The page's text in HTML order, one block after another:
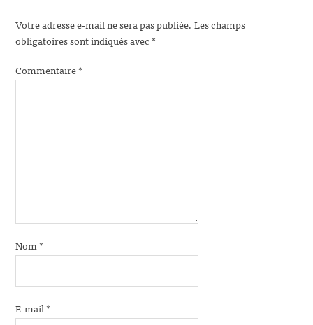
Votre adresse e-mail ne sera pas publiée. Les champs
obligatoires sont indiqués avec*
Commentaire*
Nom*
E-mail*